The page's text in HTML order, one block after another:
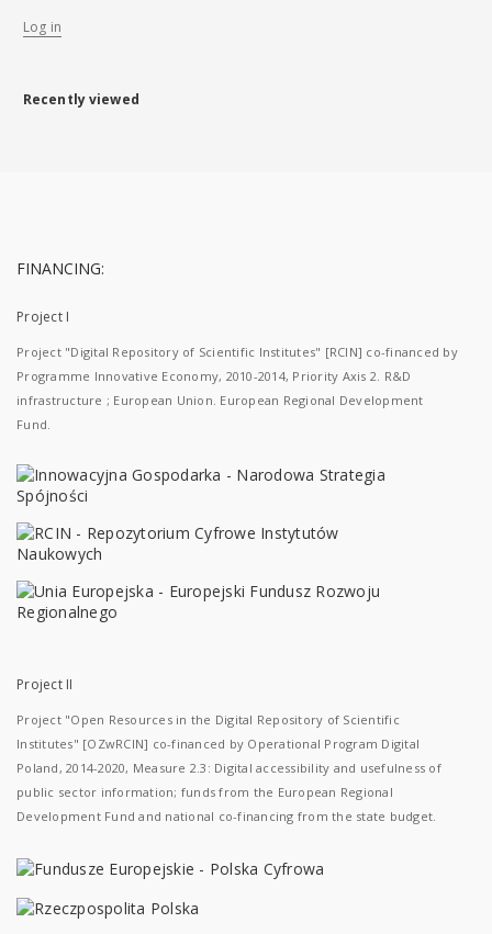
Log in
Recently viewed
FINANCING:
Project I
Project "Digital Repository of Scientific Institutes" [RCIN] co-financed by
Programme Innovative Economy, 2010-2014, Priority Axis 2. R&D
infrastructure ; European Union. European Regional Development
Fund.
Project II
Project "Open Resources in the Digital Repository of Scientific
Institutes" [OZwRCIN] co-financed by Operational Program Digital
Poland, 2014-2020, Measure 2.3: Digital accessibility and usefulness of
public sector information; funds from the European Regional
Development Fund and national co-financing from the state budget.